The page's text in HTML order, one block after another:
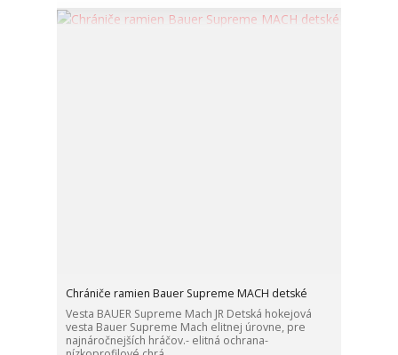
Chrániče ramien Bauer Supreme MACH detské
Vesta BAUER Supreme Mach JR Detská hokejová
vesta Bauer Supreme Mach elitnej úrovne, pre
najnáročnejších hráčov.- elitná ochrana-